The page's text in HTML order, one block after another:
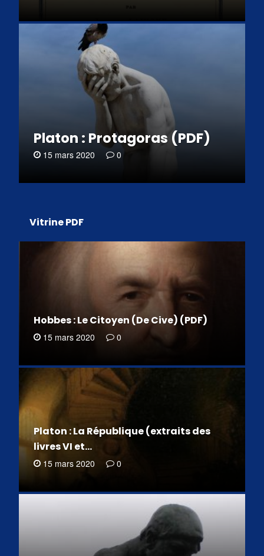
Platon : Protagoras (PDF)
15 mars 2020 0
Vitrine PDF
Hobbes : Le Citoyen (De Cive) (PDF)
15 mars 2020 0
Platon : La République (extraits des
livres VI et…
15 mars 2020 0